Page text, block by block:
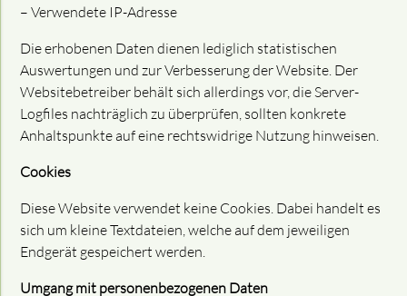
– Verwendete IP-Adresse
Die erhobenen Daten dienen lediglich statistischen
Auswertungen und zur Verbesserung der Website. Der
Websitebetreiber behält sich allerdings vor, die Server-
Logfiles nachträglich zu überprüfen, sollten konkrete
Anhaltspunkte auf eine rechtswidrige Nutzung hinweisen.
Cookies
Diese Website verwendet keine Cookies. Dabei handelt es
sich um kleine Textdateien, welche auf dem jeweiligen
Endgerät gespeichert werden.
Umgang mit personenbezogenen Daten